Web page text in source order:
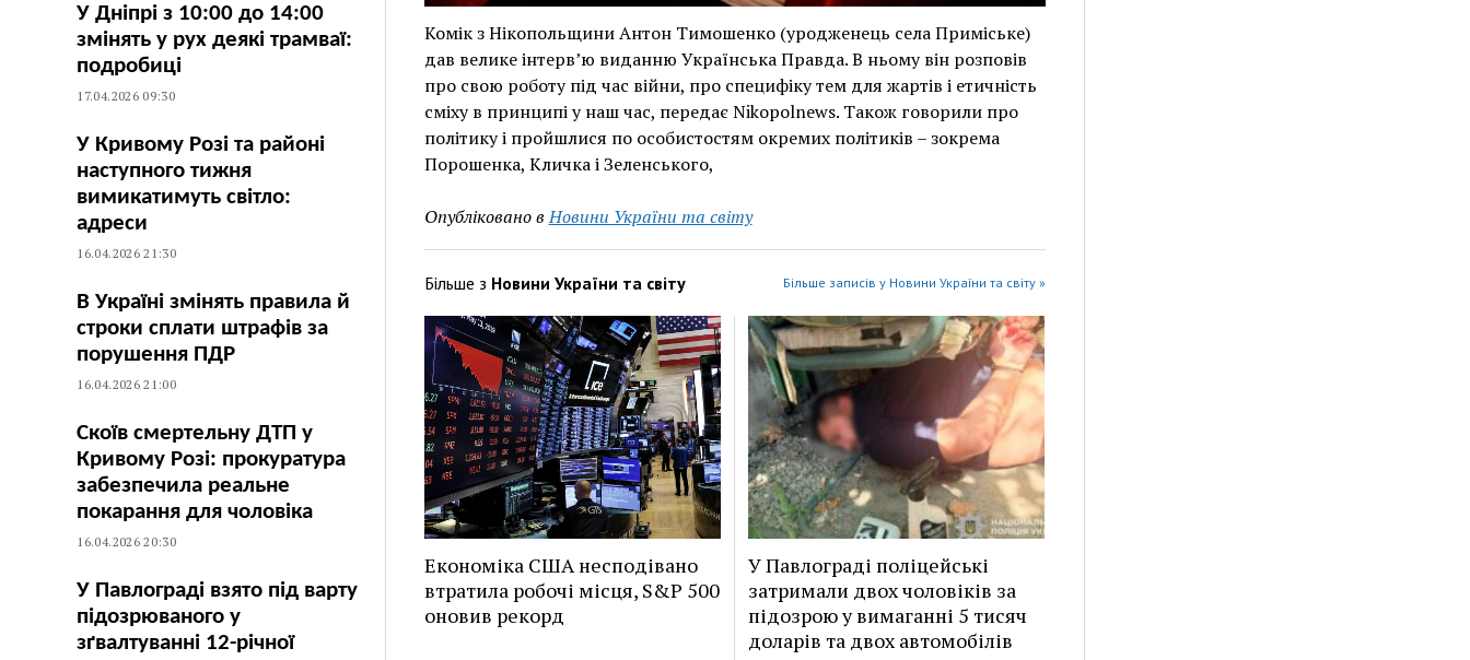
У Дніпрі з 10:00 до 14:00
змінять у рух деякі трамваї:
подробиці
17.04.2026 09:30
У Кривому Розі та районі
наступного тижня
вимикатимуть світло:
адреси
16.04.2026 21:30
В Україні змінять правила й
строки сплати штрафів за
порушення ПДР
16.04.2026 21:00
Скоїв смертельну ДТП у
Кривому Розі: прокуратура
забезпечила реальне
покарання для чоловіка
16.04.2026 20:30
У Павлограді взято під варту
підозрюваного у
зґвалтуванні 12-річної
Комік з Нікопольщини Антон Тимошенко (уродженець села Приміське)
дав велике інтерв’ю виданню Українська Правда. В ньому він розповів
про свою роботу під час війни, про специфіку тем для жартів і етичність
сміху в принципі у наш час, передає Nikopolnews. Також говорили про
політику і пройшлися по особистостям окремих політиків – зокрема
Порошенка, Кличка і Зеленського,
Опубліковано в Новини України та світу
Більше з Новини України та світу Більше записів у Новини України та світу »
Економіка США несподівано
втратила робочі місця, S&P 500
оновив рекорд
У Павлограді поліцейські
затримали двох чоловіків за
підозрою у вимаганні 5 тисяч
доларів та двох автомобілів